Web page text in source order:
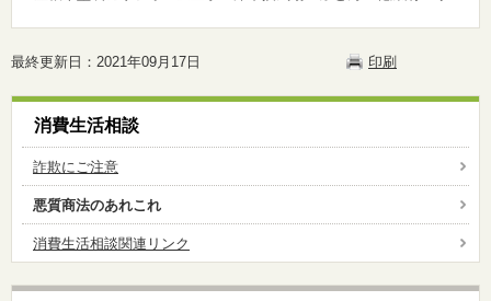
最終更新日：2021年09月17日 印刷
消費生活相談
詐欺にご注意
悪質商法のあれこれ
消費生活相談関連リンク